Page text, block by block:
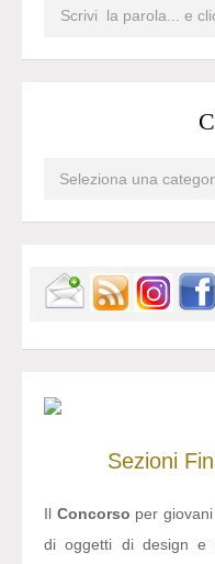
Sezioni
Il Concorso per
di oggetti di design e